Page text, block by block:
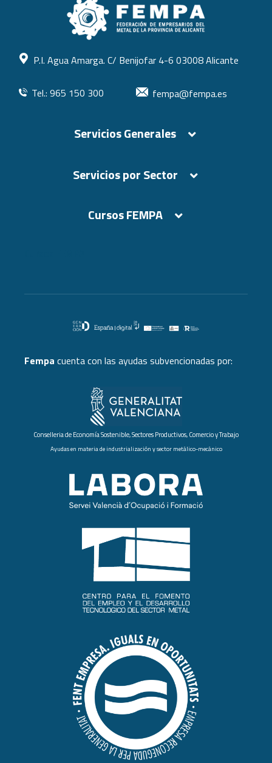
P.I. Agua Amarga. C/ Benijofar 4-6 03008 Alicante
Tel.: 965 150 300 fempa@fempa.es
Servicios Generales
Servicios por Sector
Cursos FEMPA
Fempa cuenta con las ayudas subvencionadas por:
Conselleria de Economía Sostenible, Sectores Productivos, Comercio y Trabajo
Ayudas en materia de industrialización y sector metálico-mecánico